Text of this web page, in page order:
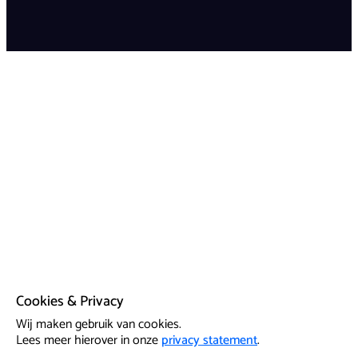
Cookies & Privacy
Wij maken gebruik van cookies.
Lees meer hierover in onzeprivacy statement.